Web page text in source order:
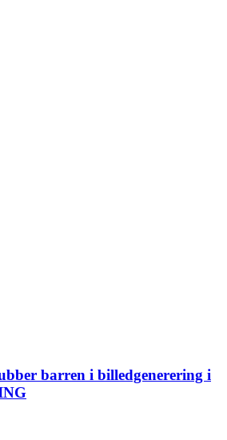
barren i billedgenerering i